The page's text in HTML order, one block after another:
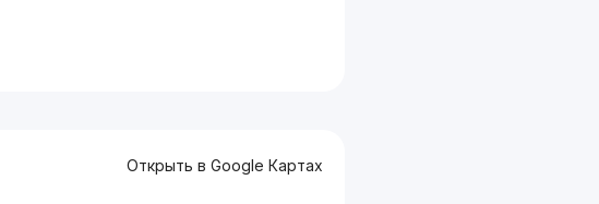
Открыть в Google Картах